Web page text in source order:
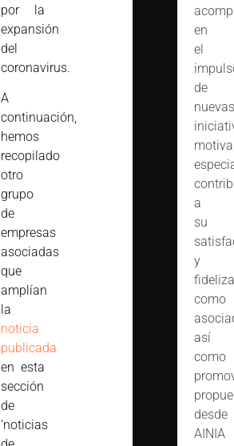
por la
expansión
del
coronavirus.
A
continuación,
hemos
recopilado
otro
grupo
de
empresas
asociadas
que
amplían
la
noticia
publicada
en esta
sección
de
‘noticias
en
el
de
nuevas
motiva
a
su
y
como
así
como
desde
AINIA